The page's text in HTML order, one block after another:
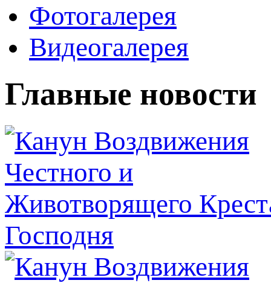
Фотогалерея
Видеогалерея
Главные новости